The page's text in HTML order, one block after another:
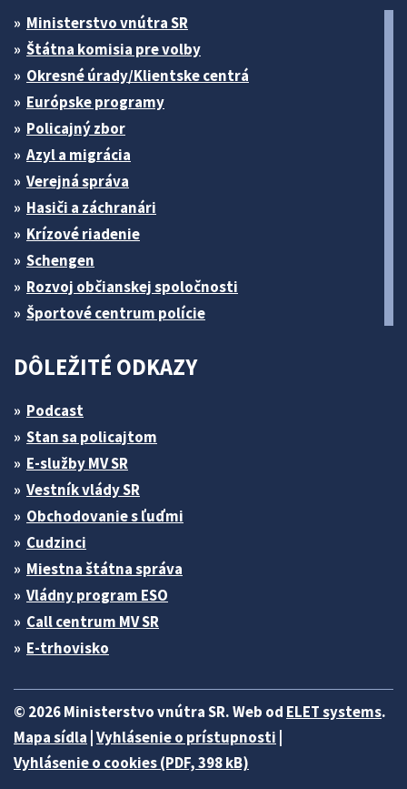
Ministerstvo vnútra SR
Štátna komisia pre volby
Okresné úrady/Klientske centrá
Európske programy
Policajný zbor
Azyl a migrácia
Verejná správa
Hasiči a záchranári
Krízové riadenie
Schengen
Rozvoj občianskej spoločnosti
Športové centrum polície
DÔLEŽITÉ ODKAZY
Podcast
Stan sa policajtom
E-služby MV SR
Vestník vlády SR
Obchodovanie s ľuďmi
Cudzinci
Miestna štátna správa
Vládny program ESO
Call centrum MV SR
E-trhovisko
© 2026 Ministerstvo vnútra SR. Web od ELET systems.
Mapa sídla Vyhlásenie o prístupnosti
Vyhlásenie o cookies (PDF, 398 kB)